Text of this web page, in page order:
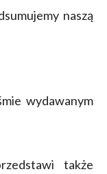
naszą
wydawanym
także